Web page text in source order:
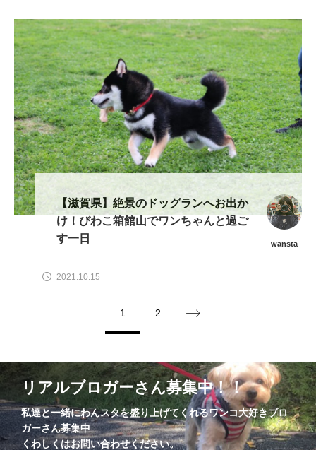
【滋賀県】絶景のドッグランへお出か
け！びわこ箱館山でワンちゃんと過ご
す一日
wansta
2021.10.15
1 2
リアルブロガーさん募集中！！
私達と一緒にわんスタを盛り上げてくれるワンコ大好きブロ
ガーさん募集中
くわしくはお問い合わせください。